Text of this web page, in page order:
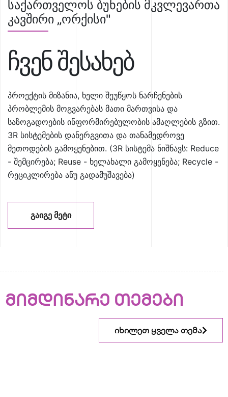
საქართველოს ბუნების მკვლევართა
კავშირი „ორქისი"
ჩვენ შესახებ
პროექტის მიზანია, ხელი შეუწყოს ნარჩენების
პრობლემის მოგვარებას მათი მართვისა და
საზოგადოების ინფორმირებულობის ამაღლების გზით.
3R სისტემების დანერგვითა და თანამედროვე
მეთოდების გამოყენებით. (3R სისტემა ნიშნავს: Reduce
- შემცირება; Reuse - ხელახალი გამოყენება; Recycle -
რეციკლირება ანუ გადამუშავება)
ᲒᲐᲘᲒᲔ ᲛᲔᲢᲘ
მიმდინარე თემები
იხილეთ ყველა თემა